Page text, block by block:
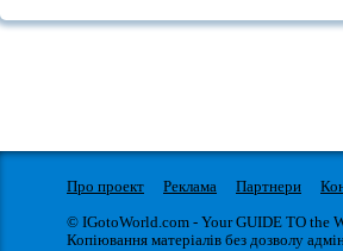
Про проект Реклама Партнери
© IGotoWorld.com - Your GUIDE TO the
Копіювання матеріалів без дозволу